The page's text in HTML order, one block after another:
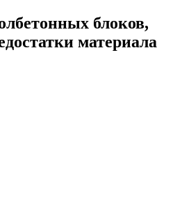
блоков,
материала